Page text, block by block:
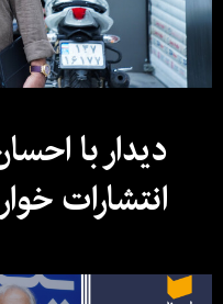
دیدار با
انتشارات